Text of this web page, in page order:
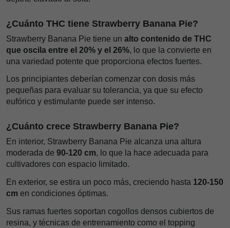
¿Cuánto THC tiene Strawberry Banana Pie?
Strawberry Banana Pie tiene un alto contenido de THC
que oscila entre el 20% y el 26%, lo que la convierte en
una variedad potente que proporciona efectos fuertes.
Los principiantes deberían comenzar con dosis más
pequeñas para evaluar su tolerancia, ya que su efecto
eufórico y estimulante puede ser intenso.
¿Cuánto crece Strawberry Banana Pie?
En interior, Strawberry Banana Pie alcanza una altura
moderada de 90-120 cm, lo que la hace adecuada para
cultivadores con espacio limitado.
En exterior, se estira un poco más, creciendo hasta 120-150
cm en condiciones óptimas.
Sus ramas fuertes soportan cogollos densos cubiertos de
resina, y técnicas de entrenamiento como el topping